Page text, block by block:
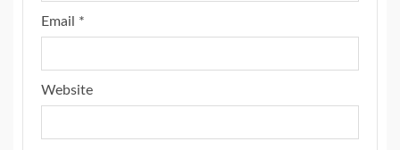
Email *
Website